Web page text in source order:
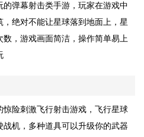
弹幕射击类手游，玩家在游戏中
绝对不能让星球落到地面上，星
，游戏画面简洁，操作简单易上
险刺激飞行射击游戏，飞行星球
机，多种道具可以升级你的武器